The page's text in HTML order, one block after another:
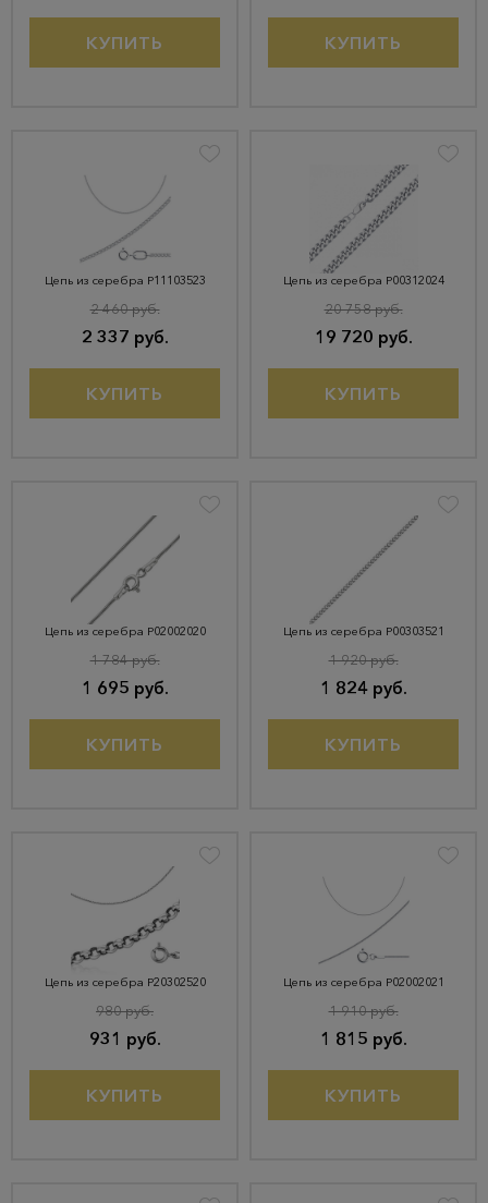
КУПИТЬ КУПИТЬ
Цепь из серебра Р11103523
2 337 руб.
2 460 руб.
КУПИТЬ
Цепь из серебра Р00312024
19 720 руб.
20 758 руб.
КУПИТЬ
Цепь из серебра Р02002020
1 695 руб.
1 784 руб.
КУПИТЬ
Цепь из серебра Р00303521
1 824 руб.
1 920 руб.
КУПИТЬ
Цепь из серебра Р20302520
931 руб.
980 руб.
КУПИТЬ
Цепь из серебра Р02002021
1 815 руб.
1 910 руб.
КУПИТЬ